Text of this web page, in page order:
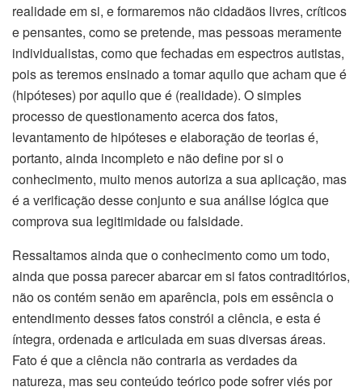
realidade em si, e formaremos não cidadãos livres, críticos
e pensantes, como se pretende, mas pessoas meramente
individualistas, como que fechadas em espectros autistas,
pois as teremos ensinado a tomar aquilo que acham que é
(hipóteses) por aquilo que é (realidade). O simples
processo de questionamento acerca dos fatos,
levantamento de hipóteses e elaboração de teorias é,
portanto, ainda incompleto e não define por si o
conhecimento, muito menos autoriza a sua aplicação, mas
é a verificação desse conjunto e sua análise lógica que
comprova sua legitimidade ou falsidade.
Ressaltamos ainda que o conhecimento como um todo,
ainda que possa parecer abarcar em si fatos contraditórios,
não os contém senão em aparência, pois em essência o
entendimento desses fatos constrói a ciência, e esta é
íntegra, ordenada e articulada em suas diversas áreas.
Fato é que a ciência não contraria as verdades da
natureza, mas seu conteúdo teórico pode sofrer viés por